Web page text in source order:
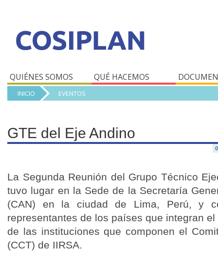
QUIÉNES SOMOS QUÉ HACEMOS
INICIO EVENTOS
GTE del Eje Andino
La Segunda Reunión del Grupo Técnico
tuvo lugar en la Sede de la Secretaría
(CAN) en la ciudad de Lima, Perú, y
representantes de los países que integran
de las instituciones que componen el
(CCT) de IIRSA.